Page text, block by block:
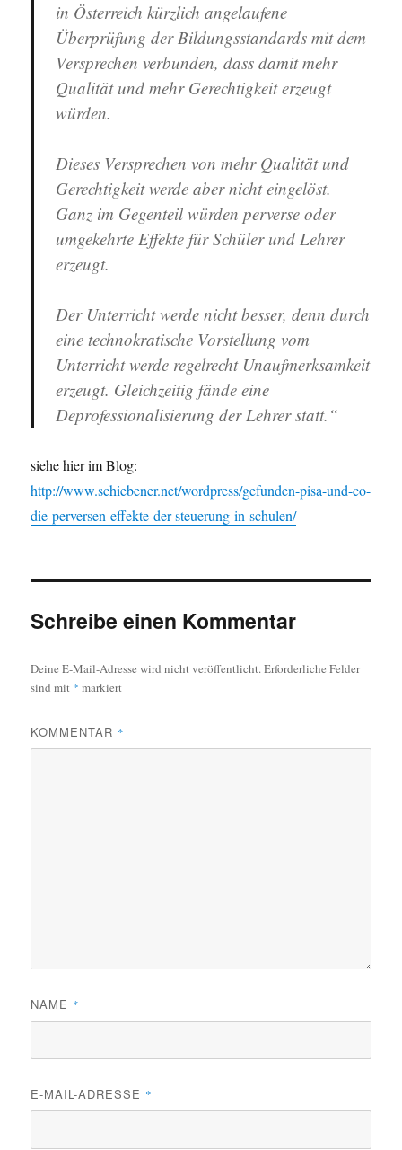
in Österreich kürzlich angelaufene
Überprüfung der Bildungsstandards mit dem
Versprechen verbunden, dass damit mehr
Qualität und mehr Gerechtigkeit erzeugt
würden.
Dieses Versprechen von mehr Qualität und
Gerechtigkeit werde aber nicht eingelöst.
Ganz im Gegenteil würden perverse oder
umgekehrte Effekte für Schüler und Lehrer
erzeugt.
Der Unterricht werde nicht besser, denn durch
eine technokratische Vorstellung vom
Unterricht werde regelrecht Unaufmerksamkeit
erzeugt. Gleichzeitig fände eine
Deprofessionalisierung der Lehrer statt.“
siehe hier im Blog:
http://www.schiebener.net/wordpress/gefunden-pisa-und-co-
die-perversen-effekte-der-steuerung-in-schulen/
Schreibe einen Kommentar
Deine E-Mail-Adresse wird nicht veröffentlicht.Erforderliche Felder
sind mit * markiert
KOMMENTAR *
NAME *
E-MAIL-ADRESSE *